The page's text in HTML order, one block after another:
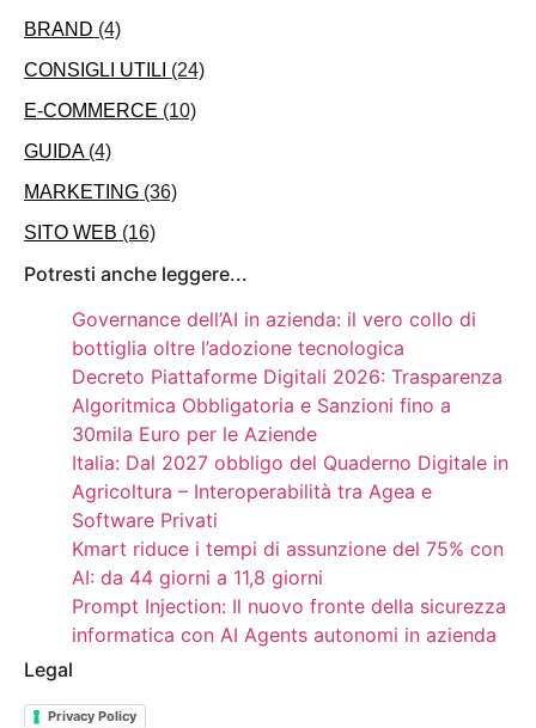
BRAND (4)
CONSIGLI UTILI (24)
E-COMMERCE (10)
GUIDA(4)
MARKETING (36)
SITO WEB (16)
Potresti anche leggere...
Governance dell’AI in azienda: il vero collo di
bottiglia oltre l’adozione tecnologica
Decreto Piattaforme Digitali 2026: Trasparenza
Algoritmica Obbligatoria e Sanzioni fino a
30mila Euro per le Aziende
Italia: Dal 2027 obbligo del Quaderno Digitale in
Agricoltura – Interoperabilità tra Agea e
Software Privati
Kmart riduce i tempi di assunzione del 75% con
AI: da 44 giorni a 11,8 giorni
Prompt Injection: Il nuovo fronte della sicurezza
informatica con AI Agents autonomi in azienda
Legal
Privacy Policy